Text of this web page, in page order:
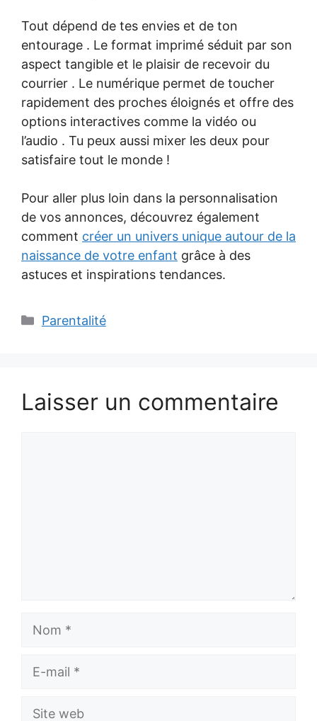
Tout dépend de tes envies et de ton
entourage . Le format imprimé séduit par son
aspect tangible et le plaisir de recevoir du
courrier . Le numérique permet de toucher
rapidement des proches éloignés et offre des
options interactives comme la vidéo ou
l’audio . Tu peux aussi mixer les deux pour
satisfaire tout le monde !
Pour aller plus loin dans la personnalisation
de vos annonces, découvrez également
comment créer un univers unique autour de la
naissance de votre enfant grâce à des
astuces et inspirations tendances.
Catégories
Parentalité
Laisser un commentaire
Site